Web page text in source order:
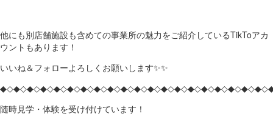
他にも別店舗施設も含めての事業所の魅力をご紹介しているTikToアカ
ウントもあります！
いいね＆フォローよろしくお願いします✨✨
随時見学・体験を受け付けています！